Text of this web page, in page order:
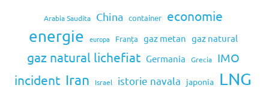
Arabia Saudita China container economie
energie europa Franța gaz metan gaz natural
gaz natural lichefiat Germania Grecia IMO
incident Iran Israel istorie navala japonia LNG